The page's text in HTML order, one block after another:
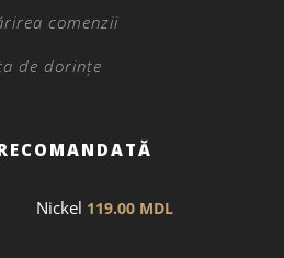
comenzii
de dorințe
Nickel 119.00 MDL